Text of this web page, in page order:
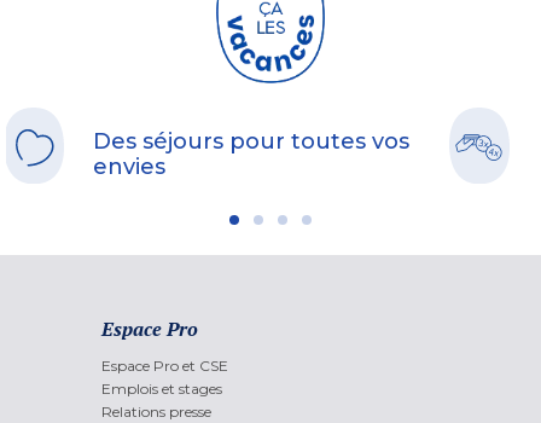
Des séjours pour toutes vos
envies
Espace Pro
Espace Pro et CSE
Emplois et stages
Relations presse